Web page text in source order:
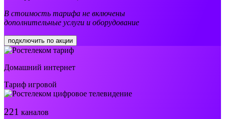
В стоимость тарифа не включены
дополнительные услуги и оборудование
подключить по акции
Домашний интернет
Тариф игровой
221 каналов